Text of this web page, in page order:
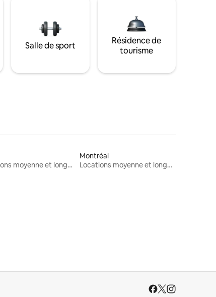
Salle de sport
Résidence de
tourisme
Locations moyenne et longue durée
Montréal
Locations moyenne et longue durée